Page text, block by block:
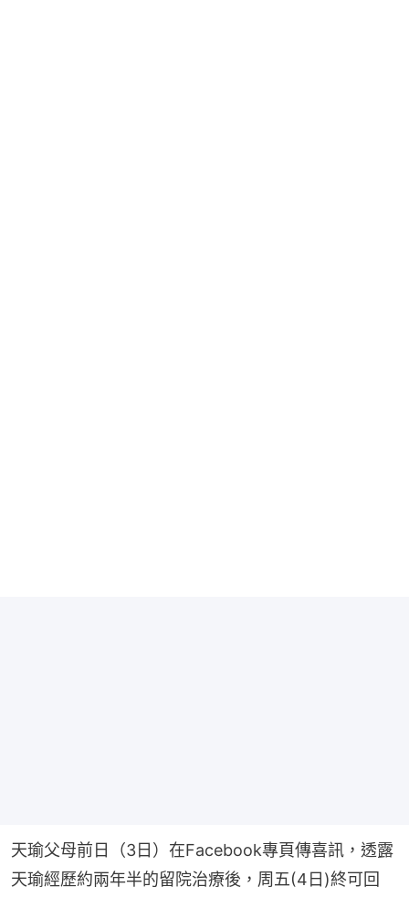
天瑜父母前日（3日）在Facebook專頁傳喜訊，透露
天瑜經歷約兩年半的留院治療後，周五(4日)終可回